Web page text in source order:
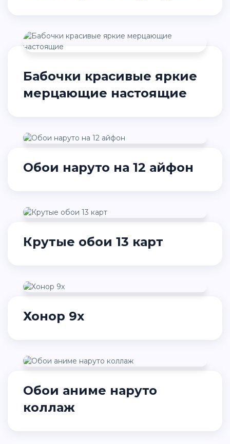
Бабочки красивые яркие
мерцающие настоящие
Обои наруто на 12 айфон
Крутые обои 13 карт
Хонор 9х
Обои аниме наруто
коллаж